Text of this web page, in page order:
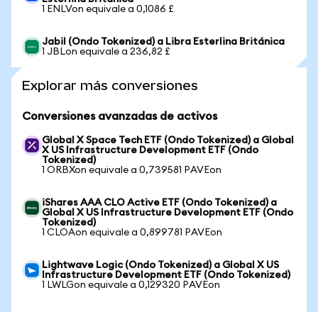
1 ENLVon equivale a 0,1086 £
Jabil (Ondo Tokenized) a Libra Esterlina Británica
1 JBLon equivale a 236,82 £
Explorar más conversiones
Conversiones avanzadas de activos
Global X Space Tech ETF (Ondo Tokenized) a Global
X US Infrastructure Development ETF (Ondo
Tokenized)
1 ORBXon equivale a 0,739581 PAVEon
iShares AAA CLO Active ETF (Ondo Tokenized) a
Global X US Infrastructure Development ETF (Ondo
Tokenized)
1 CLOAon equivale a 0,899781 PAVEon
Lightwave Logic (Ondo Tokenized) a Global X US
Infrastructure Development ETF (Ondo Tokenized)
1 LWLGon equivale a 0,129320 PAVEon